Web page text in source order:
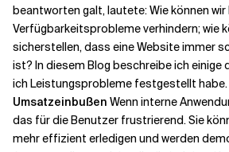
beantworten galt, lautete: Wie können
Verfügbarkeitsprobleme verhindern; wie
sicherstellen, dass eine Website immer
ist? In diesem Blog beschreibe ich einige
ich Leistungsprobleme festgestellt habe.
Umsatzeinbußen Wenn interne
das für die Benutzer frustrierend. Sie
mehr effizient erledigen und werden